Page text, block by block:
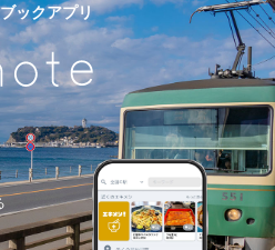
ックアプリ